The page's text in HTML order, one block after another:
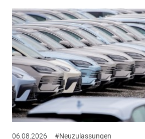
06.08.2026 #Neuzulassungen